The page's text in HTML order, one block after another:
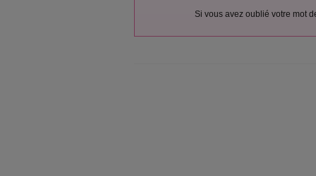
Si vous avez oublié votre mot